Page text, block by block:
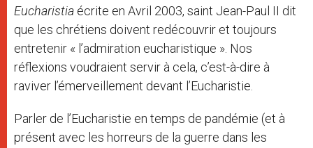
Eucharistia écrite en Avril 2003, saint Jean-Paul II dit
que les chrétiens doivent redécouvrir et toujours
entretenir « l’admiration eucharistique ». Nos
réflexions voudraient servir à cela, c’est-à-dire à
raviver l’émerveillement devant l’Eucharistie.
Parler de l’Eucharistie en temps de pandémie (et à
présent avec les horreurs de la guerre dans les